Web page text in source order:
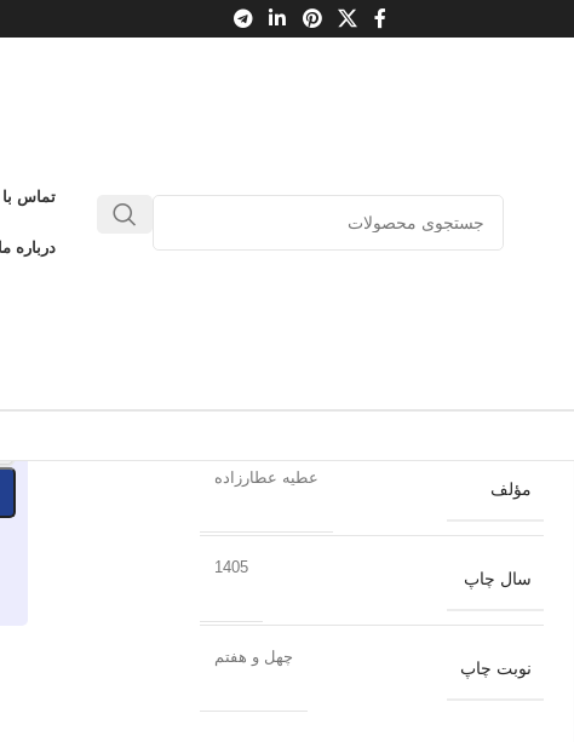
تماس با
درباره ما راهنمای مردن با گیاهان دارویی
مؤلف
عطیه عطارزاده
سال چاپ
1405
نوبت چاپ
چهل و هفتم